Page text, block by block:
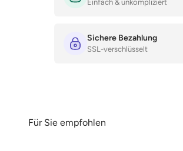
Einfach & unkompliziert
Sichere Bezahlung
SSL-verschlüsselt
Für Sie empfohlen